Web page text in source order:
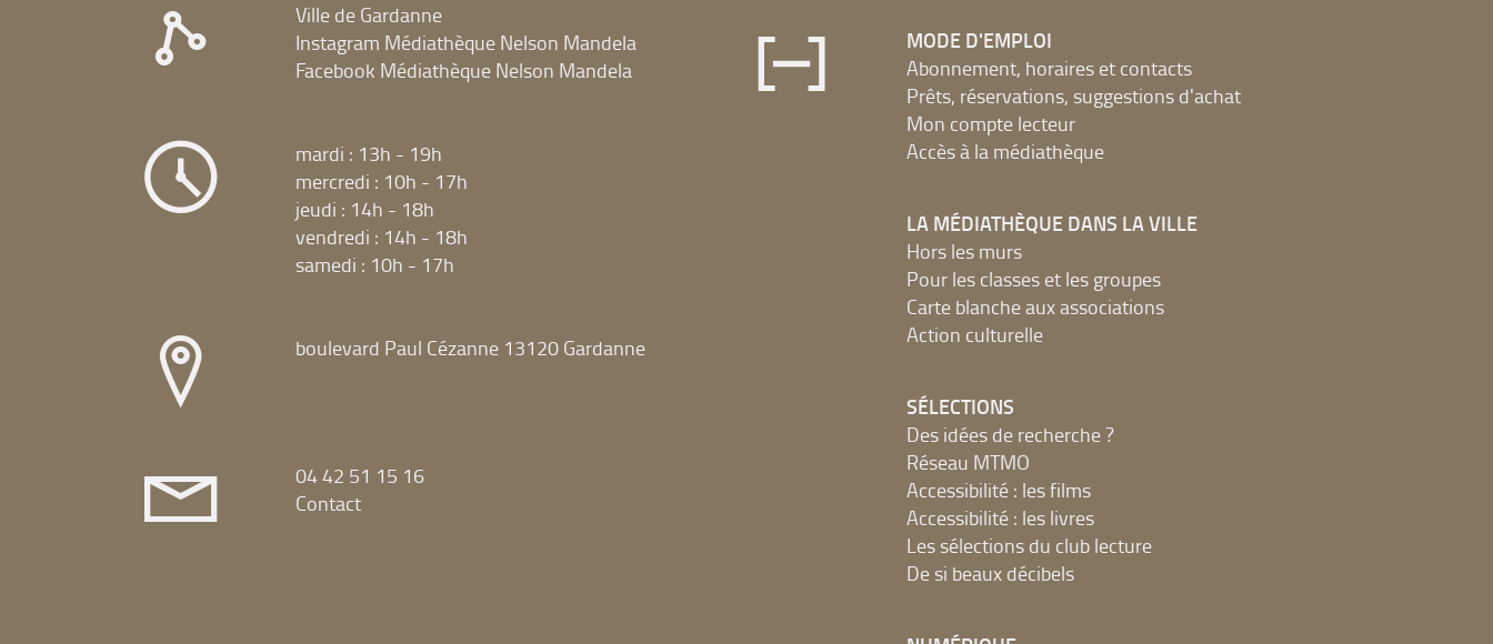
Ville de Gardanne
Instagram Médiathèque Nelson Mandela
Facebook Médiathèque Nelson Mandela
mardi : 13h - 19h
mercredi : 10h - 17h
jeudi : 14h - 18h
vendredi : 14h - 18h
samedi : 10h - 17h
boulevard Paul Cézanne 13120 Gardanne
04 42 51 15 16
Contact
MODE D'EMPLOI
Abonnement, horaires et contacts
Prêts, réservations, suggestions d'achat
Mon compte lecteur
Accès à la médiathèque
LA MÉDIATHÈQUE DANS LA VILLE
Hors les murs
Pour les classes et les groupes
Carte blanche aux associations
Action culturelle
SÉLECTIONS
Des idées de recherche ?
Réseau MTMO
Accessibilité : les films
Accessibilité : les livres
Les sélections du club lecture
De si beaux décibels